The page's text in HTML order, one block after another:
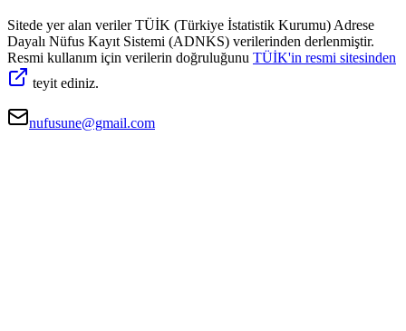
Sitede yer alan veriler TÜİK (Türkiye İstatistik Kurumu) Adrese
Dayalı Nüfus Kayıt Sistemi (ADNKS) verilerinden derlenmiştir.
Resmi kullanım için verilerin doğruluğunu TÜİK'in resmi sitesinden
teyit ediniz.
nufusune@gmail.com